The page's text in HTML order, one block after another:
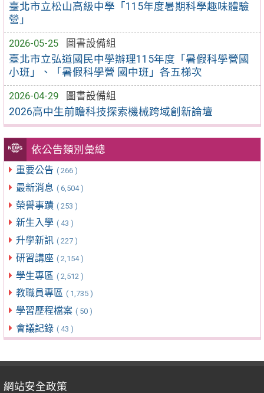
臺北市立松山高級中學「115年度暑期科學趣味體驗
營」
2026-05-25
圖書設備組
臺北市立弘道國民中學辦理115年度「暑假科學營國
小班」、「暑假科學營 國中班」各五梯次
2026-04-29
圖書設備組
2026高中生前瞻科技探索機械跨域創新論壇
依公告類別彙總
重要公告 ( 266 )
最新消息 ( 6,504 )
榮譽事蹟 ( 253 )
新生入學 ( 43 )
升學新訊 ( 227 )
研習講座 ( 2,154 )
學生專區 ( 2,512 )
教職員專區 ( 1,735 )
學習歷程檔案 ( 50 )
會議記錄 ( 43 )
網站安全政策